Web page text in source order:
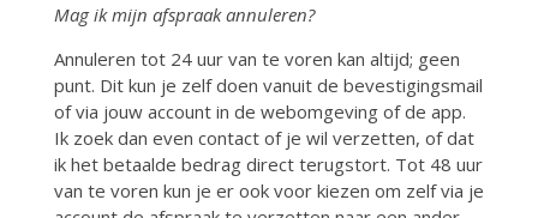
Mag ik mijn afspraak annuleren?
Annuleren tot 24 uur van te voren kan altijd; geen
punt. Dit kun je zelf doen vanuit de bevestigingsmail
of via jouw account in de webomgeving of de app.
Ik zoek dan even contact of je wil verzetten, of dat
ik het betaalde bedrag direct terugstort. Tot 48 uur
van te voren kun je er ook voor kiezen om zelf via je